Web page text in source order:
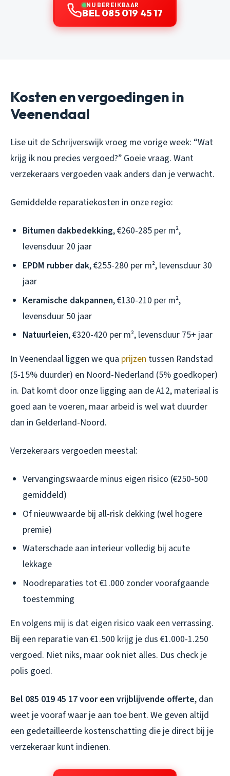
NU BEREIKBAAR
BEL 085 019 45 17
Kosten en vergoedingen in
Veenendaal
Lise uit de Schrijverswijk vroeg me vorige week: “Wat
krijg ik nou precies vergoed?” Goeie vraag. Want
verzekeraars vergoeden vaak anders dan je verwacht.
Gemiddelde reparatiekosten in onze regio:
Bitumen dakbedekking, €260-285 per m²,
levensduur 20 jaar
EPDM rubber dak, €255-280 per m², levensduur 30
jaar
Keramische dakpannen, €130-210 per m²,
levensduur 50 jaar
Natuurleien, €320-420 per m², levensduur 75+ jaar
In Veenendaal liggen we qua prijzen tussen Randstad
(5-15% duurder) en Noord-Nederland (5% goedkoper)
in. Dat komt door onze ligging aan de A12, materiaal is
goed aan te voeren, maar arbeid is wel wat duurder
dan in Gelderland-Noord.
Verzekeraars vergoeden meestal:
Vervangingswaarde minus eigen risico (€250-500
gemiddeld)
Of nieuwwaarde bij all-risk dekking (wel hogere
premie)
Waterschade aan interieur volledig bij acute
lekkage
Noodreparaties tot €1.000 zonder voorafgaande
toestemming
En volgens mij is dat eigen risico vaak een verrassing.
Bij een reparatie van €1.500 krijg je dus €1.000-1.250
vergoed. Niet niks, maar ook niet alles. Dus check je
polis goed.
Bel 085 019 45 17 voor een vrijblijvende offerte, dan
weet je vooraf waar je aan toe bent. We geven altijd
een gedetailleerde kostenschatting die je direct bij je
verzekeraar kunt indienen.